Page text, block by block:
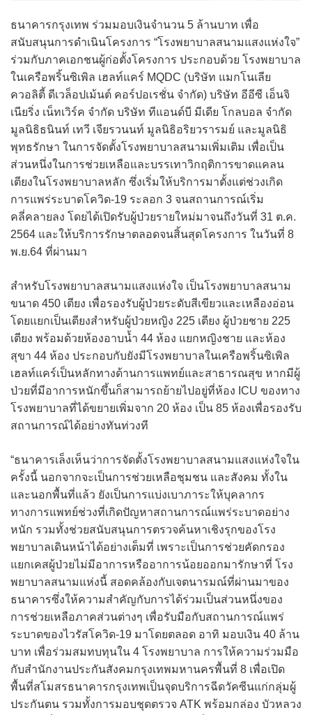
ธนาคารกรุงเทพ ร่วมมอบเงินจำนวน 5 ล้านบาท เพื่อ
สนับสนุนการดำเนินโครงการ “โรงพยาบาลสนามแสงแห่งใจ”
ร่วมกับภาคเอกชนผู้ก่อตั้งโครงการ ประกอบด้วย โรงพยาบาล
ในเครือพริ้นซิเพิล เฮลท์แคร์ MQDC (บริษัท แมกโนเลีย
ควอลิตี้ ดีเวล็อปเม้นต์ คอร์ปอเรชั่น จำกัด) บริษัท อีอีซี เอ็นจิ
เนียริ่ง เน็ทเวิร์ค จำกัด บริษัท ทีแอนด์บี มีเดีย โกลบอล จำกัด
มูลนิธิธนินท์ เทวี เจียรวนนท์ มูลนิธิอริยวรารมย์ และมูลนิธิ
พุทธรักษา ในการจัดตั้งโรงพยาบาลสนามเพิ่มเติม เพื่อเป็น
ส่วนหนึ่งในการช่วยเหลือและบรรเทาวิกฤติการขาดแคลน
เตียงในโรงพยาบาลหลัก ซึ่งเริ่มให้บริการมาตั้งแต่ช่วงเกิด
การแพร่ระบาดโควิด-19 ระลอก 3 จนสถานการณ์เริ่ม
คลี่คลายลง โดยได้เปิดรับผู้ป่วยรายใหม่มาจนถึงวันที่ 31 ต.ค.
2564 และให้บริการรักษาตลอดจนสิ้นสุดโครงการ ในวันที่ 8
พ.ย.64 ที่ผ่านมา
สำหรับโรงพยาบาลสนามแสงแห่งใจ เป็นโรงพยาบาลสนาม
ขนาด 450 เตียง เพื่อรองรับผู้ป่วยระดับสีเขียวและเหลืองอ่อน
โดยแยกเป็นเตียงสำหรับผู้ป่วยหญิง 225 เตียง ผู้ป่วยชาย 225
เตียง พร้อมด้วยห้องอาบน้ำ 44 ห้อง แยกหญิงชาย และห้อง
สุขา 44 ห้อง ประกอบกับยังมีโรงพยาบาลในเครือพริ้นซิเพิล
เฮลท์แคร์เป็นหลักทางด้านการแพทย์และสาธารณสุข หากมีผู้
ป่วยที่มีอาการหนักขึ้นก็สามารถย้ายไปอยู่ที่ห้อง ICU ของทาง
โรงพยาบาลที่ได้ขยายเพิ่มจาก 20 ห้อง เป็น 85 ห้องเพื่อรองรับ
สถานการณ์ได้อย่างทันท่วงที
“ธนาคารเล็งเห็นว่าการจัดตั้งโรงพยาบาลสนามแสงแห่งใจใน
ครั้งนี้ นอกจากจะเป็นการช่วยเหลือชุมชน และสังคม ทั้งใน
และนอกพื้นที่แล้ว ยังเป็นการแบ่งเบาภาระให้บุคลากร
ทางการแพทย์ช่วงที่เกิดปัญหาสถานการณ์แพร่ระบาดอย่าง
หนัก รวมทั้งช่วยสนับสนุนการตรวจค้นหาเชิงรุกของโรง
พยาบาลเดินหน้าได้อย่างเต็มที่ เพราะเป็นการช่วยคัดกรอง
แยกเคสผู้ป่วยไม่มีอาการหรืออาการน้อยออกมารักษาที่ โรง
พยาบาลสนามแห่งนี้ สอดคล้องกับเจตนารมณ์ที่ผ่านมาของ
ธนาคารซึ่งให้ความสำคัญกับการได้ร่วมเป็นส่วนหนึ่งของ
การช่วยเหลือภาคส่วนต่างๆ เพื่อรับมือกับสถานการณ์แพร่
ระบาดของไวรัสโควิด-19 มาโดยตลอด อาทิ มอบเงิน 40 ล้าน
บาท เพื่อร่วมสมทบทุนใน 4 โรงพยาบาล การให้ความร่วมมือ
กับสำนักงานประกันสังคมกรุงเทพมหานครพื้นที่ 8 เพื่อเปิด
พื้นที่สโมสรธนาคารกรุงเทพเป็นจุดบริการฉีดวัคซีนแก่กลุ่มผู้
ประกันตน รวมทั้งการมอบชุดตรวจ ATK พร้อมกล่อง บัวหลวง